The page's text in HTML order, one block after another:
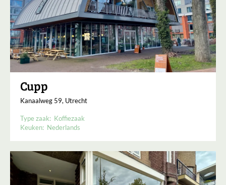
Cupp
Kanaalweg 59, Utrecht
Type zaak: Koffiezaak
Keuken: Nederlands